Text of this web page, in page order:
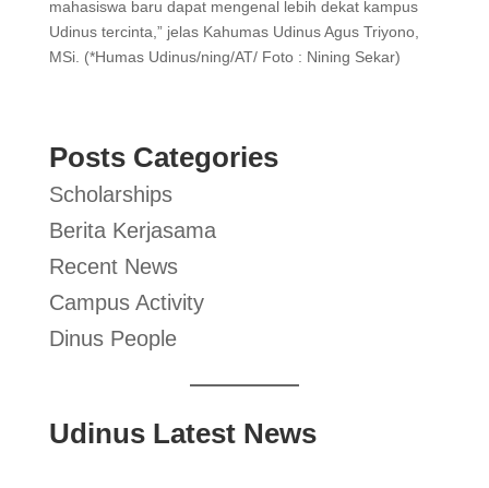
mahasiswa baru dapat mengenal lebih dekat kampus
Udinus tercinta,” jelas Kahumas Udinus Agus Triyono,
MSi. (*Humas Udinus/ning/AT/ Foto : Nining Sekar)
Posts Categories
Scholarships
Berita Kerjasama
Recent News
Campus Activity
Dinus People
Udinus Latest News